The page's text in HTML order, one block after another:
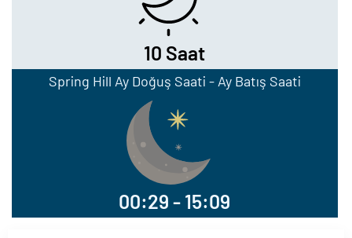
10 Saat
Spring Hill Ay Doğuş Saati - Ay Batış Saati
00:29 - 15:09